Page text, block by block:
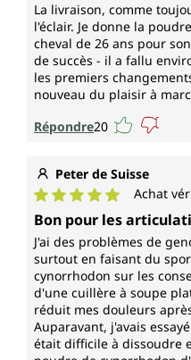
La livraison, comme
l'éclair. Je donne la
cheval de 26 ans pour
de succès - il a fallu
les premiers
nouveau du plaisir à
Répondre20
Peter de Suisse
Note moyenne de 5 sur
Achat
Bon pour les
J'ai des problèmes de
surtout en faisant du
cynorrhodon sur les
d'une cuillère à soupe
réduit mes douleurs
Auparavant, j'avais
était difficile à dissoudre